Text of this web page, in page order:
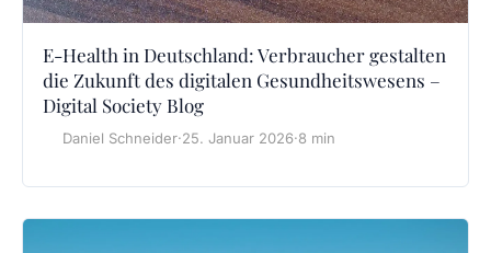
E-Health in Deutschland: Verbraucher gestalten
die Zukunft des digitalen Gesundheitswesens –
Digital Society Blog
Daniel Schneider·25. Januar 2026·8 min